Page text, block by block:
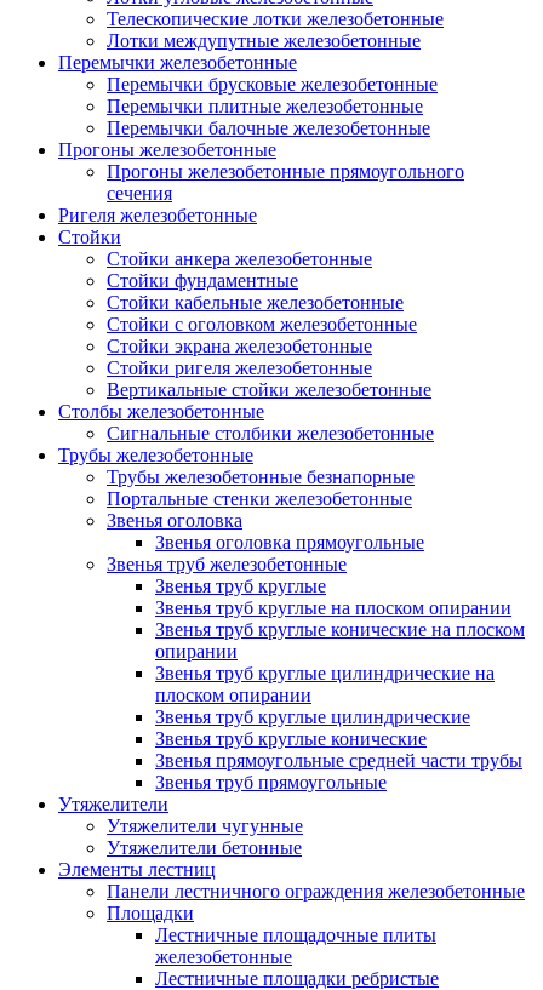
Телескопические лотки железобетонные
Лотки междупутные железобетонные
Перемычки железобетонные
Перемычки брусковые железобетонные
Перемычки плитные железобетонные
Перемычки балочные железобетонные
Прогоны железобетонные
Прогоны железобетонные прямоугольного
сечения
Ригеля железобетонные
Стойки
Стойки анкера железобетонные
Стойки фундаментные
Стойки кабельные железобетонные
Стойки с оголовком железобетонные
Стойки экрана железобетонные
Стойки ригеля железобетонные
Вертикальные стойки железобетонные
Столбы железобетонные
Сигнальные столбики железобетонные
Трубы железобетонные
Трубы железобетонные безнапорные
Портальные стенки железобетонные
Звенья оголовка
Звенья оголовка прямоугольные
Звенья труб железобетонные
Звенья труб круглые
Звенья труб круглые на плоском опирании
Звенья труб круглые конические на плоском
опирании
Звенья труб круглые цилиндрические на
плоском опирании
Звенья труб круглые цилиндрические
Звенья труб круглые конические
Звенья прямоугольные средней части трубы
Звенья труб прямоугольные
Утяжелители
Утяжелители чугунные
Утяжелители бетонные
Элементы лестниц
Панели лестничного ограждения железобетонные
Площадки
Лестничные площадочные плиты
железобетонные
Лестничные площадки ребристые